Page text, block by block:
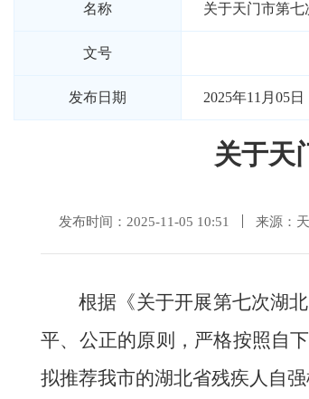
名称 关于天门市第
文号
发布日期 2025年11月05日
关于天
发布时间：2025-11-05 10:51 来源：
根据《关于开展第七次湖
平、公正的原则，严格按照自
拟推荐我市的湖北省残疾人自